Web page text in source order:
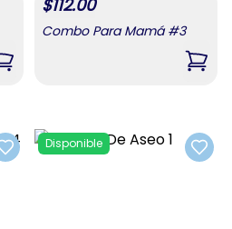
,Combo Festivo 4
$112.00
Combo Para Mamá #3
,
Add to favorites Add
Disponible